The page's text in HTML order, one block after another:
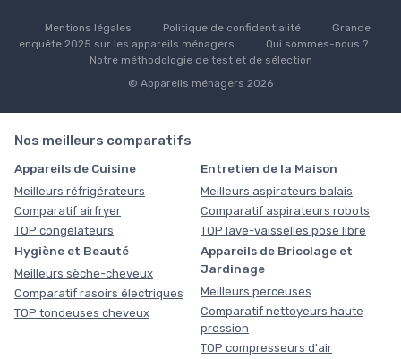
Mentions légales Politique de confidentialité
Grande
enquête 2025 sur les appareils ménagers
Qui sommes-nous ?
Notre méthodologie de test et de sélection
© Appareils ménagers 2026
Nos meilleurs comparatifs
Appareils de Cuisine
Meilleurs réfrigérateurs
Comparatif airfryer
TOP congélateurs
Entretien de la Maison
Meilleurs aspirateurs balais
Comparatif aspirateurs robots
TOP lave-vaisselles pose libre
Hygiène et Beauté
Meilleurs sèche-cheveux
Comparatif rasoirs électriques
TOP tondeuses cheveux
Appareils de Bricolage et
Jardinage
Meilleurs perceuses
Comparatif nettoyeurs haute
pression
TOP compresseurs d'air